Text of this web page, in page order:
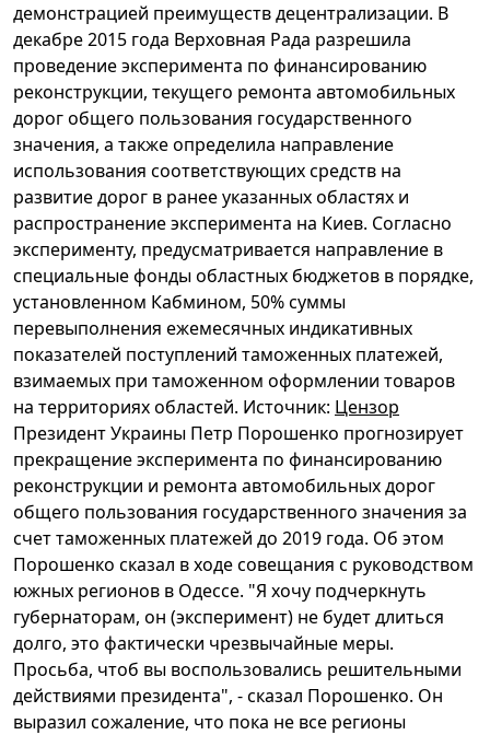
демонстрацией преимуществ децентрализации. В
декабре 2015 года Верховная Рада разрешила
проведение эксперимента по финансированию
реконструкции, текущего ремонта автомобильных
дорог общего пользования государственного
значения, а также определила направление
использования соответствующих средств на
развитие дорог в ранее указанных областях и
распространение эксперимента на Киев. Согласно
эксперименту, предусматривается направление в
специальные фонды областных бюджетов в порядке,
установленном Кабмином, 50% суммы
перевыполнения ежемесячных индикативных
показателей поступлений таможенных платежей,
взимаемых при таможенном оформлении товаров
на территориях областей. Источник: Цензор
Президент Украины Петр Порошенко прогнозирует
прекращение эксперимента по финансированию
реконструкции и ремонта автомобильных дорог
общего пользования государственного значения за
счет таможенных платежей до 2019 года. Об этом
Порошенко сказал в ходе совещания с руководством
южных регионов в Одессе. "Я хочу подчеркнуть
губернаторам, он (эксперимент) не будет длиться
долго, это фактически чрезвычайные меры.
Просьба, чтоб вы воспользовались решительными
действиями президента", - сказал Порошенко. Он
выразил сожаление, что пока не все регионы